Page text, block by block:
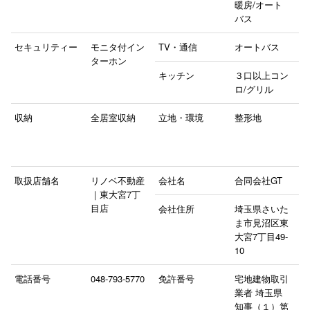
暖房/オート
バス
セキュリティー
モニタ付イン
ターホン
TV・通信 オートバス
キッチン
３口以上コン
ロ/グリル
収納 全居室収納 立地・環境 整形地
取扱店舗名
リノベ不動産
｜東大宮7丁
目店
会社名 合同会社GT
会社住所
埼玉県さいた
ま市見沼区東
大宮7丁目49‐
10
電話番号 048-793-5770 免許番号
宅地建物取引
業者 埼玉県
知事（１）第